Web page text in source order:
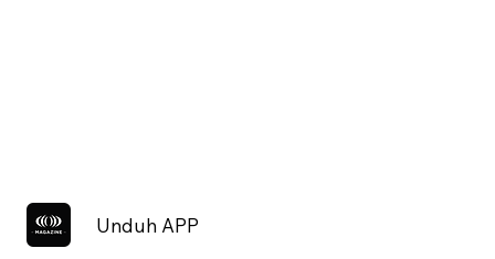
Unduh APP